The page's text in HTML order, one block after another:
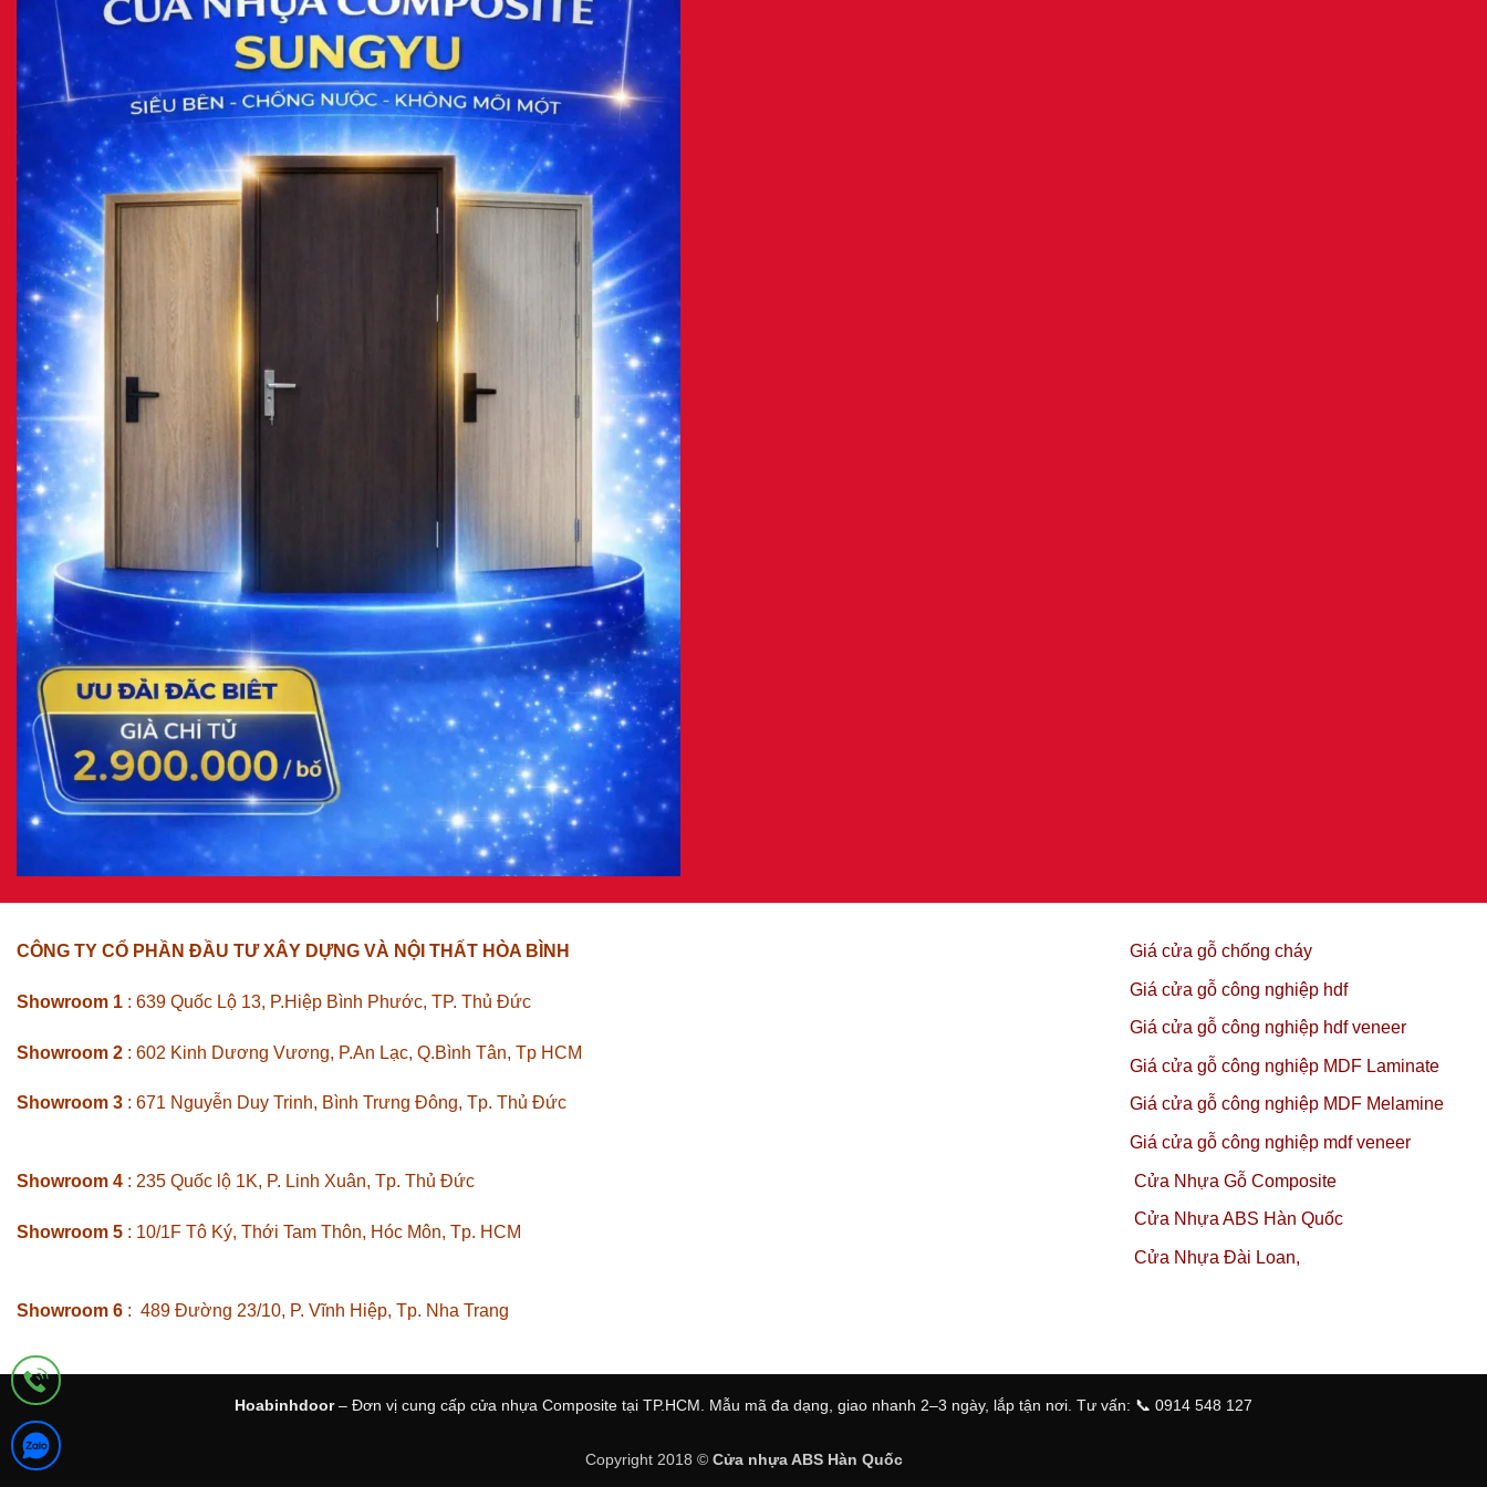
CÔNG TY CỔ PHẦN ĐẦU TƯ XÂY DỰNG VÀ NỘI THẤT HÒA BÌNH
Showroom 1 : 639 Quốc Lộ 13, P.Hiệp Bình Phước, TP. Thủ Đức
Showroom 2 : 602 Kinh Dương Vương, P.An Lạc, Q.Bình Tân, Tp HCM
Showroom 3 : 671 Nguyễn Duy Trinh, Bình Trưng Đông, Tp. Thủ Đức
Showroom 4 : 235 Quốc lộ 1K, P. Linh Xuân, Tp. Thủ Đức
Showroom 5 : 10/1F Tô Ký, Thới Tam Thôn, Hóc Môn, Tp. HCM
Showroom 6 : 489 Đường 23/10, P. Vĩnh Hiệp, Tp. Nha Trang
Giá cửa gỗ chống cháy
Giá cửa gỗ công nghiệp hdf
Giá cửa gỗ công nghiệp hdf veneer
Giá cửa gỗ công nghiệp MDF Laminate
Giá cửa gỗ công nghiệp MDF Melamine
Giá cửa gỗ công nghiệp mdf veneer
Cửa Nhựa Gỗ Composite
Cửa Nhựa ABS Hàn Quốc
Cửa Nhựa Đài Loan,
Hoabinhdoor– Đơn vị cung cấp cửa nhựa Composite tại TP.HCM. Mẫu mã đa dạng, giao nhanh 2–3 ngày, lắp tận nơi. Tư vấn: 📞 0914 548 127
Copyright 2018 © Cửa nhựa ABS Hàn Quốc